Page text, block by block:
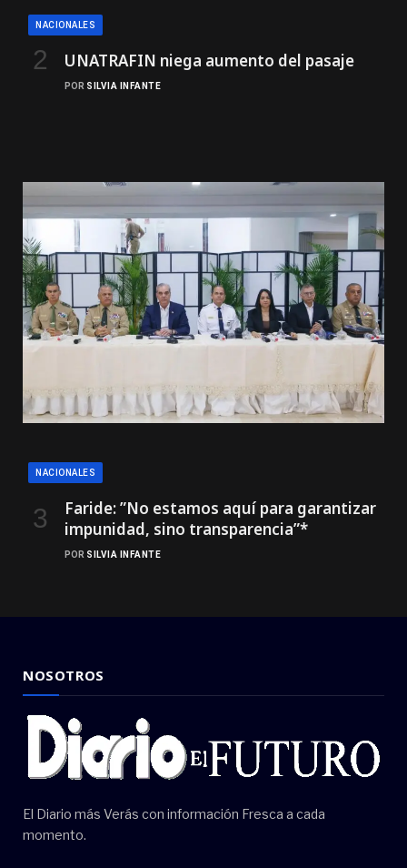
NACIONALES
UNATRAFIN niega aumento del pasaje
POR SILVIA INFANTE
NACIONALES
Faride: ”No estamos aquí para garantizar
impunidad, sino transparencia”*
POR SILVIA INFANTE
NOSOTROS
El Diario más Verás con información Fresca a cada
momento.